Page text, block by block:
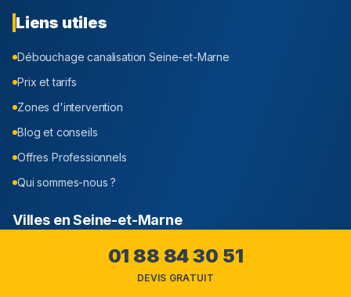
Liens utiles
Débouchage canalisationSeine-et-Marne
Prix et tarifs
Zones d'intervention
Blog et conseils
Offres Professionnels
Qui sommes-nous ?
Villes enSeine-et-Marne
01 88 84 30 51
DEVIS GRATUIT